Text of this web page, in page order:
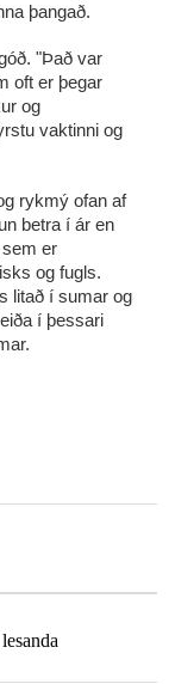
þangað.
"Það var
oft er þegar
og
vaktinni og
rykmý ofan af
betra í ár en
er
og fugls.
litað í sumar og
í þessari